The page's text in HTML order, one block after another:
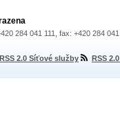
284 041 111, fax: +420 284
RSS 2.0 Síťové služby RSS